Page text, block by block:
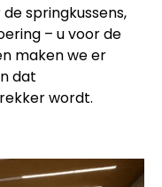
springkussens,
– u voor de
maken we er
dat
wordt.